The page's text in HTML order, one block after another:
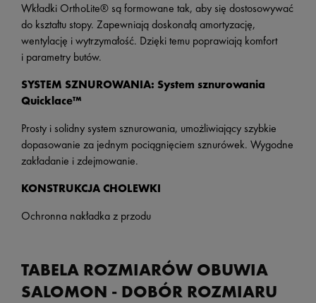
Wkładki OrthoLite® są formowane tak, aby się dostosowywać
do kształtu stopy. Zapewniają doskonałą amortyzację,
wentylację i wytrzymałość. Dzięki temu poprawiają komfort
i parametry butów.
SYSTEM SZNUROWANIA: System sznurowania
Quicklace™
Prosty i solidny system sznurowania, umożliwiający szybkie
dopasowanie za jednym pociągnięciem sznurówek. Wygodne
zakładanie i zdejmowanie.
KONSTRUKCJA CHOLEWKI
Ochronna nakładka z przodu
TABELA ROZMIARÓW OBUWIA
SALOMON - DOBÓR ROZMIARU